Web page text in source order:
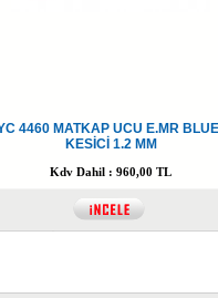
4460 MATKAP UCU E.MR
KESİCİ 1.2 MM
Kdv Dahil : 960,00 TL